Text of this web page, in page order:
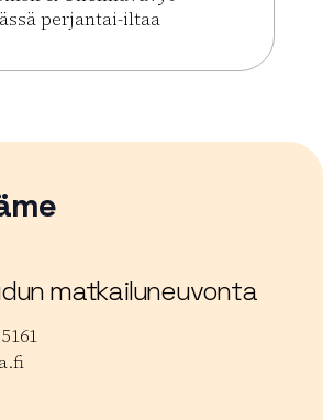
perjantai-iltaa
Pe 7.8. Heidi Pakarinen
matkailuneuvonta